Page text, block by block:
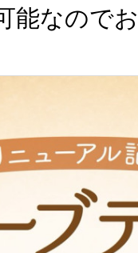
能なので